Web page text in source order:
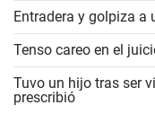
Entradera y golpiza a
Tenso careo en el
Tuvo un hijo tras ser
prescribió